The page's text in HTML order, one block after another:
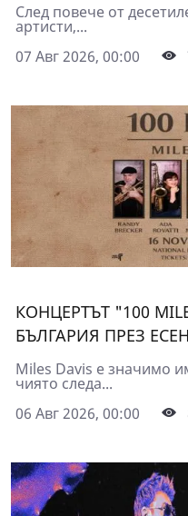
След повече от
артисти,...
07 Авг 2026, 00:00
КОНЦЕРТЪТ "100
БЪЛГАРИЯ ПРЕЗ
Miles Davis е значимо
чиято следа...
06 Авг 2026, 00:00